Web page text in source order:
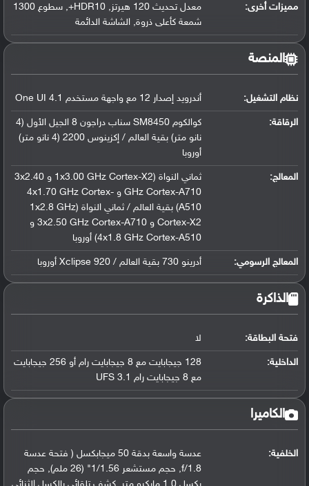
مميزات أخرى:
معدل تحديث 120 هيرتز, HDR10+, سطوع 1300
شمعة كأعلى ذروة, الشاشة الدائمة
المنصة
نظام التشغيل: أندرويد إصدار 12 مع واجهة مستخدم One UI 4.1
الرقاقة:
كوالكوم SM8450 سناب دراجون 8 الجيل الأول (4
نانو متر) بقية العالم / إكزينوس 2200 (4 نانو متر)
أوروبا
المعالج:
ثماني النواة (1x3.00 GHz Cortex-X2 و 3x2.40
GHz Cortex-A710 و 4x1.70 GHz Cortex-
A510) بقية العالم / ثماني النواة (1x2.8 GHz
Cortex-X2 و 3x2.50 GHz Cortex-A710 و
4x1.8 GHz Cortex-A510) أوروبا
المعالج الرسومي: أدرينو 730 بقية العالم / Xclipse 920 أوروبا
الذاكرة
فتحة البطاقة: لا
الداخلية:
128 جيجابايت مع 8 جيجابايت رام أو 256 جيجابايت
مع 8 جيجابايت رام UFS 3.1
الكاميرا
الخلفية:
عدسة واسعة بدقة 50 ميجابكسل ( فتحة عدسة
f/1.8, حجم مستشعر 1/1.56" (26 ملم), حجم